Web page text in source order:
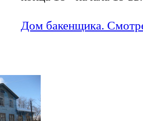
Дом бакенщика.